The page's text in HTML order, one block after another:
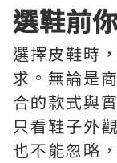
選鞋前
選擇皮鞋時
求。無論是
合的款式與
只看鞋子外
也不能忽略